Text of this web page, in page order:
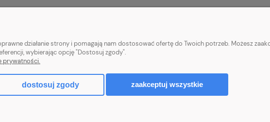
konta
Wysyłka i koszty dostawy
Polityka
działanie strony i pomagają nam dostosować ofertę do Twoich potrzeb. Możesz
wybierając opcję "Dostosuj zgody".
prywatności.
dostosuj zgody zaakceptuj wszystkie